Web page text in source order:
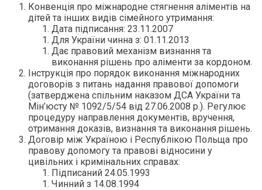
Конвенція про міжнародне стягнення аліментів на
дітей та інших видів сімейного утримання:
Дата підписання: 23.11.2007
Для України чинна з: 01.11.2013
Дає правовий механізм визнання та
виконання рішень про аліменти за кордоном.
Інструкція про порядок виконання міжнародних
договорів з питань надання правової допомоги
(затверджена спільним наказом ДСА України та
Мін’юсту № 1092/5/54 від 27.06.2008 р.). Регулює
процедуру направлення документів, вручення,
отримання доказів, визнання та виконання рішень.
Договір між Україною і Республікою Польща про
правову допомогу та правові відносини у
цивільних і кримінальних справах:
Підписаний 24.05.1993
Чинний з 14.08.1994